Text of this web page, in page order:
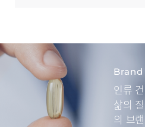
Brand
인류
삶의
의 브